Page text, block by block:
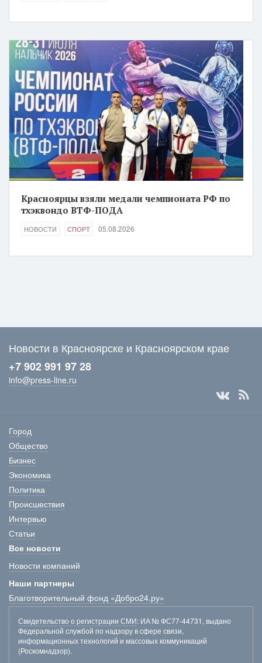
Красноярцы взяли медали чемпионата РФ по
тхэквондо ВТФ-ПОДА
НОВОСТИ СПОРТ 05.08.2026
Новости в Красноярске и Красноярском крае
+7 902 991 97 28
info@press-line.ru
Город
Общество
Бизнес
Экономика
Политика
Происшествия
Интервью
Статьи
Все новости
Новости компаний
Наши партнеры
Благотворительный фонд «Добро24.ру»
Свидетельство о регистрации СМИ: ИА № ФС77-44731, выдано
Федеральной службой по надзору в сфере связи,
информационных технологий и массовых коммуникаций
(Роскомнадзор).